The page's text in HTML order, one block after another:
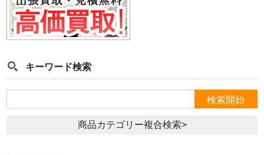
キーワード検索
商品カテゴリー複合検索>